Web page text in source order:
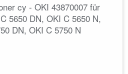
cy - OKI 43870007 für
5650 DN, OKI C 5650 N,
DN, OKI C 5750 N